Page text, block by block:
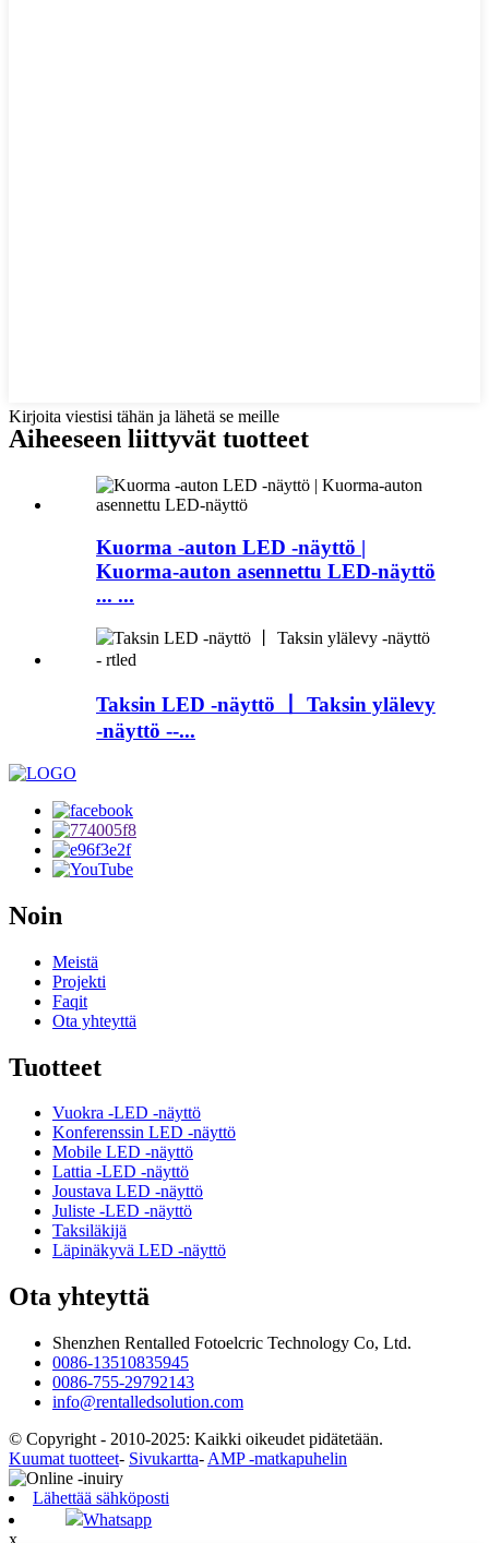
Kirjoita viestisi tähän ja lähetä se meille
Aiheeseen liittyvät tuotteet
Kuorma -auton LED -näyttö |
Kuorma-auton asennettu LED-näyttö
... ...
Taksin LED -näyttö 丨 Taksin ylälevy
-näyttö --...
Noin
Meistä
Projekti
Faqit
Ota yhteyttä
Tuotteet
Vuokra -LED -näyttö
Konferenssin LED -näyttö
Mobile LED -näyttö
Lattia -LED -näyttö
Joustava LED -näyttö
Juliste -LED -näyttö
Taksiläkijä
Läpinäkyvä LED -näyttö
Ota yhteyttä
Shenzhen Rentalled Fotoelcric Technology Co, Ltd.
0086-13510835945
0086-755-29792143
info@rentalledsolution.com
© Copyright - 2010-2025: Kaikki oikeudet pidätetään.
Kuumat tuotteet- Sivukartta- AMP -matkapuhelin
Lähettää sähköposti
Whatsapp